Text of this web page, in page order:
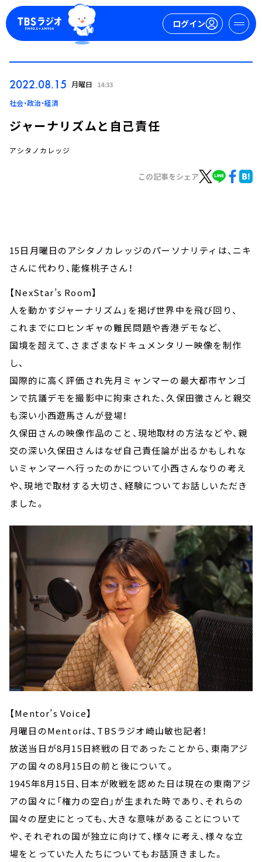
ログイン
TBS Podcast
お知らせ
YouTube
会社情報
2022.08.15 月曜日 14:33
社会・政治・経済
ジャーナリズムと自己責任
アシタノカレッジ
この記事をシェア
15日月曜日のアシタノカレッジのパーソナリティは、ニキ
さんに代わり、能條桃子さん！
【NexStar’s Room】
人を動かすジャーナリズム」を掲げ世界中を飛び回り、
これまでにロヒンギャの難民問題や香港デモなど、
国境を超えて、さまざまなドキュメンタリー映像を制作
し、
国際的に高く評価され先月ミャンマーの最大都市ヤンゴ
ンで抗議デモを撮影中に拘束された、久保田徹さんと親交
も深い小西遊馬さんが登場！
久保田さんの映像作品のこと、現地取材の方法などや、親
交の深い久保田さんはなぜ自己責任論が出るかもしれな
いミャンマーへ行ったのかについて小西さんなりの考え
や、現地で取材する大切さ、経験についてお話しいただき
ました。
【Mentor’s Voice】
月曜日のMentorは、TBSラジオ崎山敏也記者！
放送当日が8月15日終戦の日であったことから、東南アジ
アの国々の8月15日の前と後について。
1945年8月15日、日本が敗戦を認めた日は現在の東南アジ
アの国々に「権力の空白」が生まれた時であり、それらの
国々の歴史にとっても、大きな意味があることについて
や、それぞれの国が独立に向けて、様々に考え、様々な立
場をとっていた人たちについてもお話頂きました。